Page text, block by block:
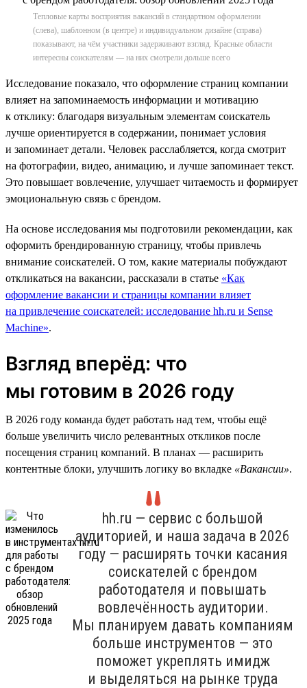
Тепловые карты восприятия вакансий в стандартном оформлении
(слева), шаблонном (в центре) и индивидуальном дизайне (справа)
показывают, на чём участники задерживают взгляд. Красные области
интересны соискателям — на них смотрели дольше всего
Исследование показало, что оформление страниц компании
влияет на запоминаемость информации и мотивацию
к отклику: благодаря визуальным элементам соискатель
лучше ориентируется в содержании, понимает условия
и запоминает детали. Человек расслабляется, когда смотрит
на фотографии, видео, анимацию, и лучше запоминает текст.
Это повышает вовлечение, улучшает читаемость и формирует
эмоциональную связь с брендом.
На основе исследования мы подготовили рекомендации, как
оформить брендированную страницу, чтобы привлечь
внимание соискателей. О том, какие материалы побуждают
откликаться на вакансии, рассказали в статье «Как
оформление вакансии и страницы компании влияет
на привлечение соискателей: исследование hh.ru и Sense
Machine».
Взгляд вперёд: что
мы готовим в 2026 году
В 2026 году команда будет работать над тем, чтобы ещё
больше увеличить число релевантных откликов после
посещения страниц компаний. В планах — расширить
контентные блоки, улучшить логику во вкладке «Вакансии».
hh.ru — сервис с большой
аудиторией, и наша задача в 2026
году — расширять точки касания
соискателей с брендом
работодателя и повышать
вовлечённость аудитории.
Мы планируем давать компаниям
больше инструментов — это
поможет укреплять имидж
и выделяться на рынке труда